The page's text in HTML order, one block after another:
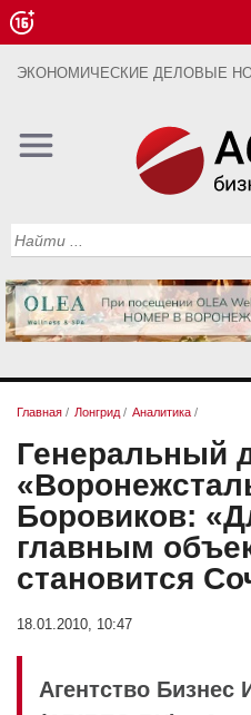
ЭКОНОМИЧЕСКИЕ ДЕЛОВЫЕ
Главная / Лонгрид / Аналитика /
Генеральный
Боровиков:
главным
становится
18.01.2010, 10:47
Агентство